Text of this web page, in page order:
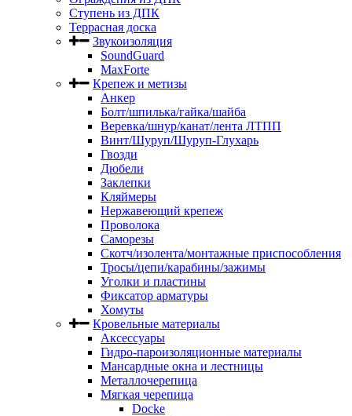
Ступень из ДПК
Террасная доска
Звукоизоляция
SoundGuard
MaxForte
Крепеж и метизы
Анкер
Болт/шпилька/гайка/шайба
Веревка/шнур/канат/лента ЛТПП
Винт/Шуруп/Шуруп-Глухарь
Гвозди
Дюбели
Заклепки
Кляймеры
Нержавеющий крепеж
Проволока
Саморезы
Скотч/изолента/монтажные приспособления
Тросы/цепи/карабины/зажимы
Уголки и пластины
Фиксатор арматуры
Хомуты
Кровельные материалы
Аксессуары
Гидро-пароизоляционные материалы
Мансардные окна и лестницы
Металлочерепица
Мягкая черепица
Docke